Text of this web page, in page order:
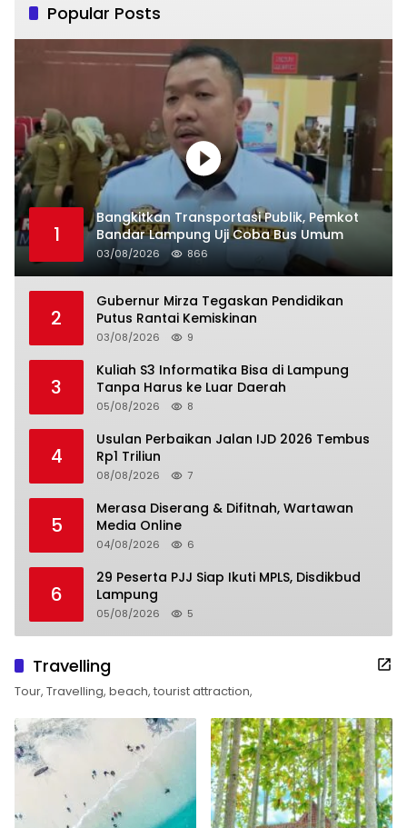
Popular Posts
1
Bangkitkan Transportasi Publik, Pemkot
Bandar Lampung Uji Coba Bus Umum
03/08/2026 866
2
Gubernur Mirza Tegaskan Pendidikan
Putus Rantai Kemiskinan
03/08/2026 9
3
Kuliah S3 Informatika Bisa di Lampung
Tanpa Harus ke Luar Daerah
05/08/2026 8
4
Usulan Perbaikan Jalan IJD 2026 Tembus
Rp1 Triliun
08/08/2026 7
5
Merasa Diserang & Difitnah, Wartawan
Media Online
04/08/2026 6
6
29 Peserta PJJ Siap Ikuti MPLS, Disdikbud
Lampung
05/08/2026 5
Travelling
Tour, Travelling, beach, tourist attraction,